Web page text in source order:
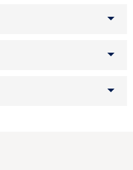
ona ciężka sama w sobie
w różnych kolorach.